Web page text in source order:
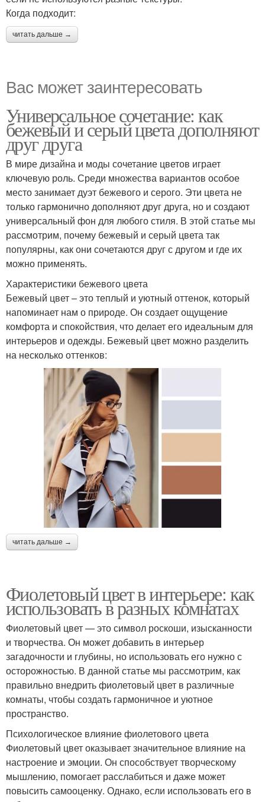
Когда подходит:
читать дальше →
Вас может заинтересовать
Универсальное сочетание: как
бежевый и серый цвета дополняют
друг друга
В мире дизайна и моды сочетание цветов играет
ключевую роль. Среди множества вариантов особое
место занимает дуэт бежевого и серого. Эти цвета не
только гармонично дополняют друг друга, но и создают
универсальный фон для любого стиля. В этой статье мы
рассмотрим, почему бежевый и серый цвета так
популярны, как они сочетаются друг с другом и где их
можно применять.
Характеристики бежевого цвета
Бежевый цвет – это теплый и уютный оттенок, который
напоминает нам о природе. Он создает ощущение
комфорта и спокойствия, что делает его идеальным для
интерьеров и одежды. Бежевый цвет можно разделить
на несколько оттенков:
читать дальше →
Фиолетовый цвет в интерьере: как
использовать в разных комнатах
Фиолетовый цвет — это символ роскоши, изысканности
и творчества. Он может добавить в интерьер
загадочности и глубины, но использовать его нужно с
осторожностью. В данной статье мы рассмотрим, как
правильно внедрить фиолетовый цвет в различные
комнаты, чтобы создать гармоничное и уютное
пространство.
Психологическое влияние фиолетового цвета
Фиолетовый цвет оказывает значительное влияние на
настроение и эмоции. Он способствует творческому
мышлению, помогает расслабиться и даже может
повысить самооценку. Однако, если использовать его в